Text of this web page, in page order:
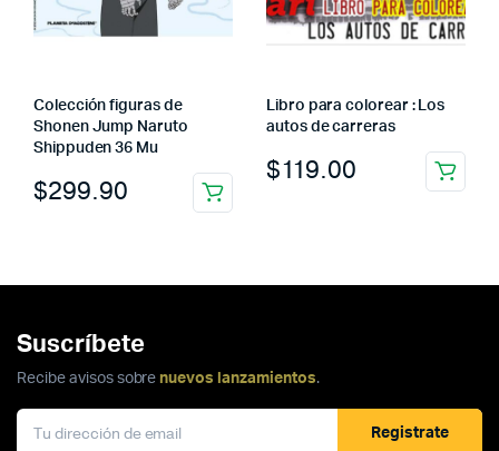
Colección figuras de
Shonen Jump Naruto
Shippuden 36 Mu
$299.90
Libro para colorear : Los
autos de carreras
$119.00
Suscríbete
Recibe avisos sobre nuevos lanzamientos.
Registrate